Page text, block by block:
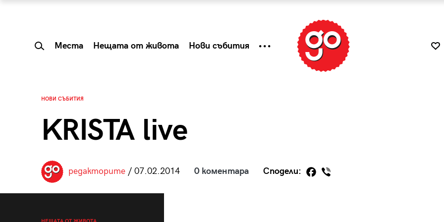
Места Нещата от живота Нови събития
НОВИ СЪБИТИЯ
KRISTA live
редакторите/ 07.02.2014 0 коментара Сподели: